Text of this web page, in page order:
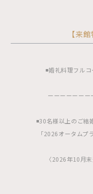
【来
◾️婚礼料理フル
ーーーーーーー
◾️30名様以上のご
「2026オータムプ
〈2026年10月